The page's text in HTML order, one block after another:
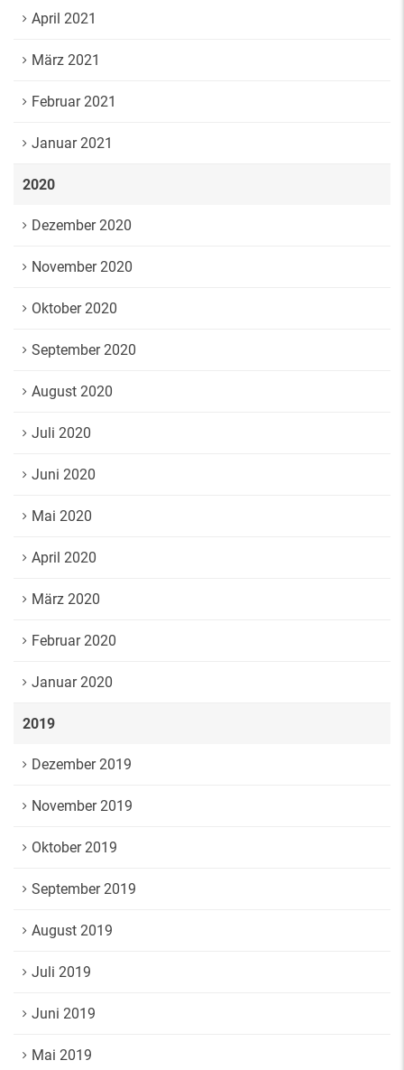
April 2021
März 2021
Februar 2021
Januar 2021
2020
Dezember 2020
November 2020
Oktober 2020
September 2020
August 2020
Juli 2020
Juni 2020
Mai 2020
April 2020
März 2020
Februar 2020
Januar 2020
2019
Dezember 2019
November 2019
Oktober 2019
September 2019
August 2019
Juli 2019
Juni 2019
Mai 2019